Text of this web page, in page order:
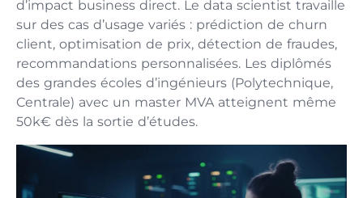
d’impact business direct. Le data scientist travaille
sur des cas d’usage variés : prédiction de churn
client, optimisation de prix, détection de fraudes,
recommandations personnalisées. Les diplômés
des grandes écoles d’ingénieurs (Polytechnique,
Centrale) avec un master MVA atteignent même
50k€ dès la sortie d’études.